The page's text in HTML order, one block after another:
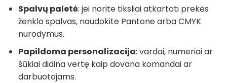
Spalvų paletė: jei norite tiksliai atkartoti prekės
ženklo spalvas, naudokite Pantone arba CMYK
nurodymus.
Papildoma personalizacija: vardai, numeriai ar
šūkiai didina vertę kaip dovana komandai ar
darbuotojams.